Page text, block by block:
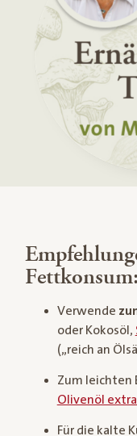
Fettkonsum:
Verwende
oder Kokosöl,
(„reich an
Zum leichten
Olivenöl
Für die kalte